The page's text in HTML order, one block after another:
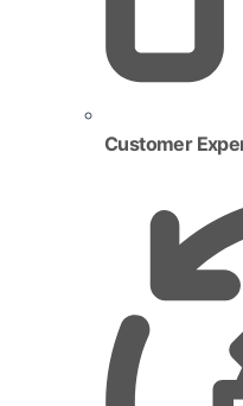
Customer